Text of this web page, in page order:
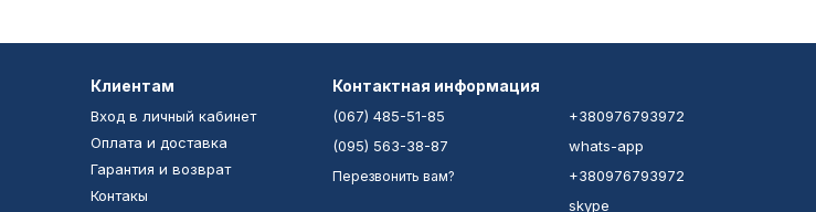
Клиентам
Вход в личный кабинет
Оплата и доставка
Гарантия и возврат
Контакы
Контактная информация
(067) 485-51-85
(095) 563-38-87
Перезвонить вам?
+380976793972
whats-app
+380976793972
skype